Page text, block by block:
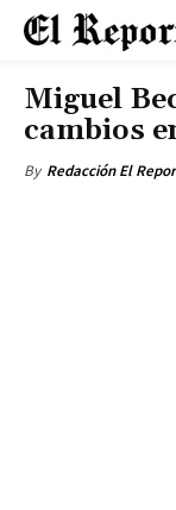
Miguel
cambios
By Redacción El